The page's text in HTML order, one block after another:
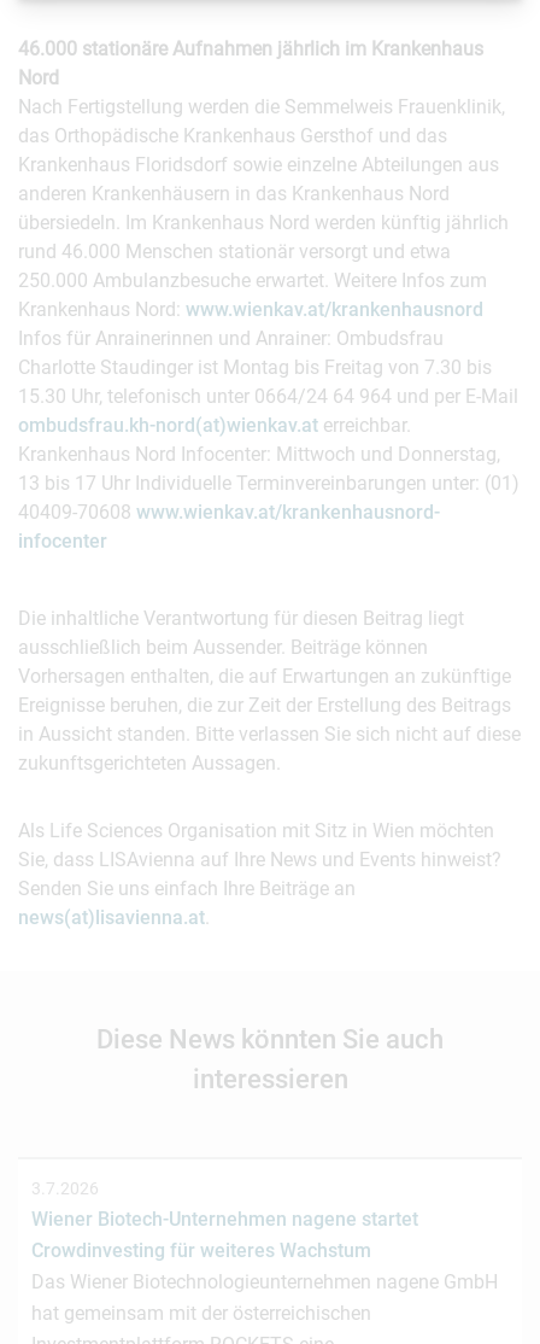
46.000 stationäre Aufnahmen jährlich im Krankenhaus
Nord
Nach Fertigstellung werden die Semmelweis Frauenklinik,
das Orthopädische Krankenhaus Gersthof und das
Krankenhaus Floridsdorf sowie einzelne Abteilungen aus
anderen Krankenhäusern in das Krankenhaus Nord
übersiedeln. Im Krankenhaus Nord werden künftig jährlich
rund 46.000 Menschen stationär versorgt und etwa
250.000 Ambulanzbesuche erwartet. Weitere Infos zum
Krankenhaus Nord: www.wienkav.at/krankenhausnord
Infos für Anrainerinnen und Anrainer: Ombudsfrau
Charlotte Staudinger ist Montag bis Freitag von 7.30 bis
15.30 Uhr, telefonisch unter 0664/24 64 964 und per E-Mail
ombudsfrau.kh-nord(at)wienkav.at erreichbar.
Krankenhaus Nord Infocenter: Mittwoch und Donnerstag,
13 bis 17 Uhr Individuelle Terminvereinbarungen unter: (01)
40409-70608 www.wienkav.at/krankenhausnord-
infocenter
Die inhaltliche Verantwortung für diesen Beitrag liegt
ausschließlich beim Aussender. Beiträge können
Vorhersagen enthalten, die auf Erwartungen an zukünftige
Ereignisse beruhen, die zur Zeit der Erstellung des Beitrags
in Aussicht standen. Bitte verlassen Sie sich nicht auf diese
zukunftsgerichteten Aussagen.
Als Life Sciences Organisation mit Sitz in Wien möchten
Sie, dass LISAvienna auf Ihre News und Events hinweist?
Senden Sie uns einfach Ihre Beiträge an
news(at)lisavienna.at.
Diese News könnten Sie auch
interessieren
3.7.2026
Wiener Biotech-Unternehmen nagene startet
Crowdinvesting für weiteres Wachstum
Das Wiener Biotechnologieunternehmen nagene GmbH
hat gemeinsam mit der österreichischen